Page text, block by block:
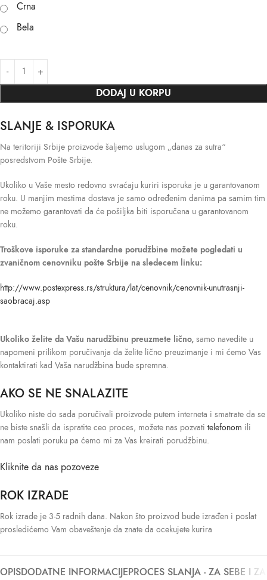
Crna
Bela
DODAJ U KORPU
SLANJE & ISPORUKA
Na teritoriji Srbije proizvode šaljemo uslugom „danas za sutra“
posredstvom Pošte Srbije.
Ukoliko u Vaše mesto redovno svraćaju kuriri isporuka je u garantovanom
roku. U manjim mestima dostava je samo određenim danima pa samim tim
ne možemo garantovati da će pošiljka biti isporučena u garantovanom
roku.
Troškove isporuke za standardne porudžbine možete pogledati u
zvaničnom cenovniku pošte Srbije na sledecem linku:
http://www.postexpress.rs/struktura/lat/cenovnik/cenovnik-unutrasnji-
saobracaj.asp
Ukoliko želite da Vašu narudžbinu preuzmete lično, samo navedite u
napomeni prilikom poručivanja da želite lično preuzimanje i mi ćemo Vas
kontaktirati kad Vaša narudžbina bude spremna.
AKO SE NE SNALAZITE
Ukoliko niste do sada poručivali proizvode putem interneta i smatrate da se
ne biste snašli da ispratite ceo proces, možete nas pozvati telefonom ili
nam poslati poruku pa ćemo mi za Vas kreirati porudžbinu.
Kliknite da nas pozoveze
ROK IZRADE
Rok izrade je 3-5 radnih dana. Nakon što proizvod bude izrađen i poslat
prosledićemo Vam obaveštenje da znate da ocekujete kurira
OPISDODATNE INFORMACIJEPROCES SLANJA - ZA SEBE I